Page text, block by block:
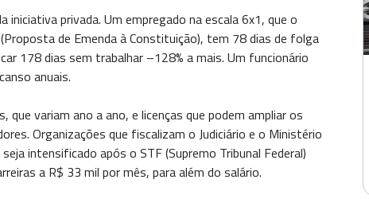
privada. Um empregado na escala 6x1, que o
de Emenda à Constituição), tem 78 dias de folga
178 dias sem trabalhar –128% a mais. Um funcionário
anuais.
variam ano a ano, e licenças que podem ampliar os
Organizações que fiscalizam o Judiciário e o Ministério
intensificado após o STF (Supremo Tribunal Federal)
a R$ 33 mil por mês, para além do salário.